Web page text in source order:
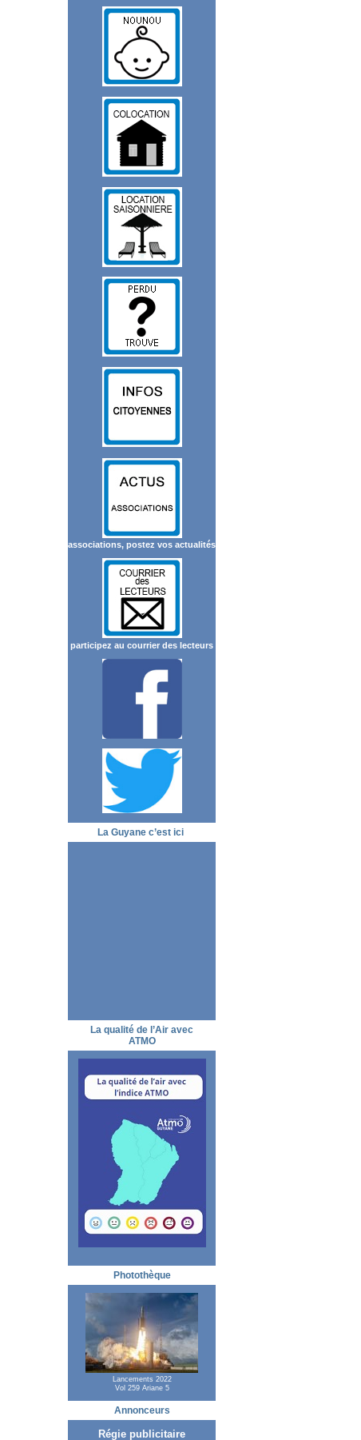
associations, postez vos actualités
participez au courrier des lecteurs
La Guyane c’est ici
La qualité de l’Air avec
ATMO
Photothèque
Lancements 2022
Vol 259 Ariane 5
Annonceurs
Régie publicitaire